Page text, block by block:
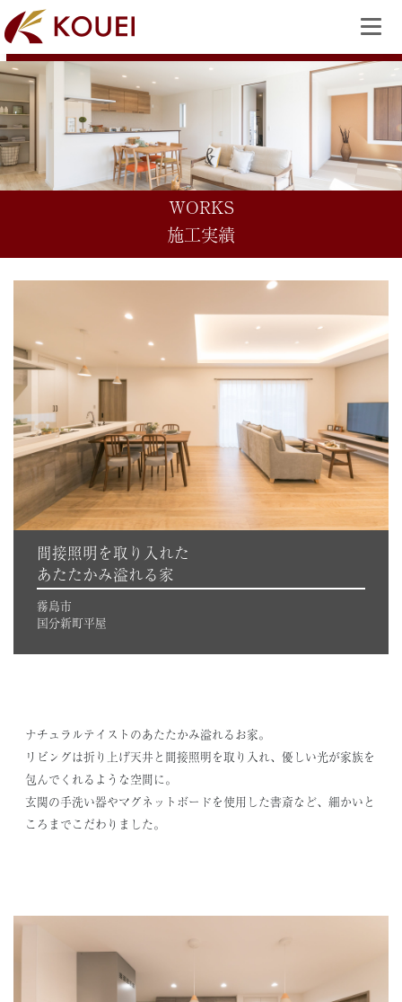
WORKS
施工実績
間接照明を取り入れた
あたたかみ溢れる家
霧島市
国分新町平屋
ナチュラルテイストのあたたかみ溢れるお家。
リビングは折り上げ天井と間接照明を取り入れ、優しい光が家族を
包んでくれるような空間に。
玄関の手洗い器やマグネットボードを使用した書斎など、細かいと
ころまでこだわりました。